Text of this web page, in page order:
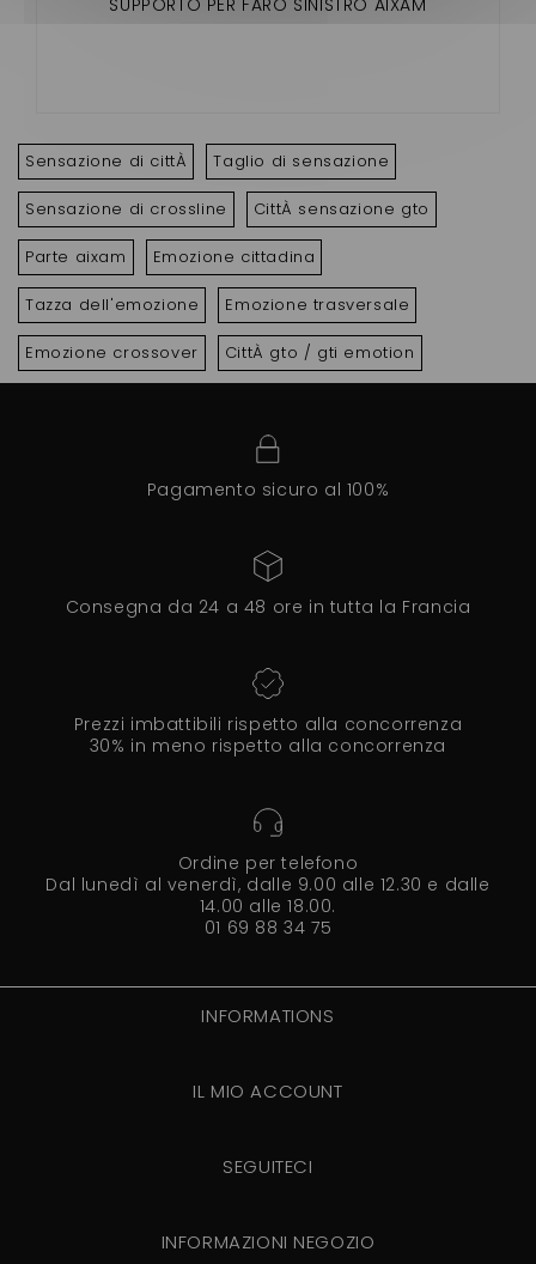
SUPPORTO PER FARO SINISTRO AIXAM
Sensazione di cittÀ Taglio di sensazione
Sensazione di crossline CittÀ sensazione gto
Parte aixam Emozione cittadina
Tazza dell'emozione Emozione trasversale
Emozione crossover CittÀ gto / gti emotion
Pagamento sicuro al 100%
Consegna da 24 a 48 ore in tutta la Francia
Prezzi imbattibili rispetto alla concorrenza
30% in meno rispetto alla concorrenza
Ordine per telefono
Dal lunedì al venerdì, dalle 9.00 alle 12.30 e dalle
14.00 alle 18.00.
01 69 88 34 75
INFORMATIONS
IL MIO ACCOUNT
SEGUITECI
INFORMAZIONI NEGOZIO